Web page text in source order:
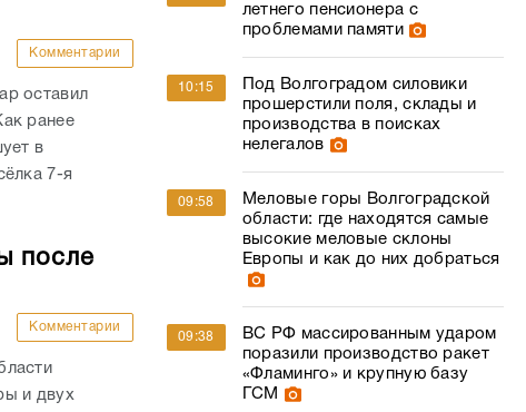
Комментарии
оставил
ранее
в
7-я
после
Комментарии
и двух
летнего пенсионера с
проблемами памяти
10:15
Под Волгоградом силовики
прошерстили поля, склады и
производства в поисках
нелегалов
09:58
Меловые горы Волгоградской
области: где находятся самые
высокие меловые склоны
Европы и как до них добраться
09:38
ВС РФ массированным ударом
поразили производство ракет
«Фламинго» и крупную базу
ГСМ